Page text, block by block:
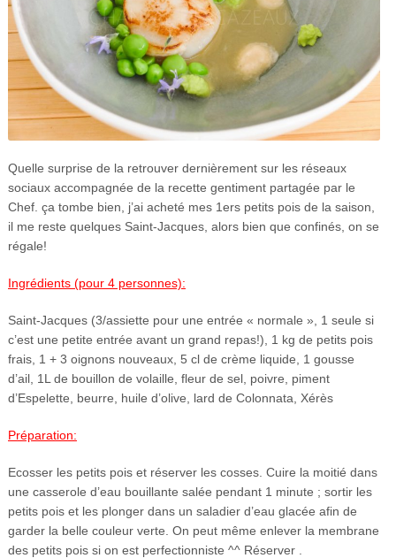
Quelle surprise de la retrouver dernièrement sur les réseaux
sociaux accompagnée de la recette gentiment partagée par le
Chef. ça tombe bien, j’ai acheté mes 1ers petits pois de la saison,
il me reste quelques Saint-Jacques, alors bien que confinés, on se
régale!
Ingrédients (pour 4 personnes):
Saint-Jacques (3/assiette pour une entrée « normale », 1 seule si
c’est une petite entrée avant un grand repas!), 1 kg de petits pois
frais, 1 + 3 oignons nouveaux, 5 cl de crème liquide, 1 gousse
d’ail, 1L de bouillon de volaille, fleur de sel, poivre, piment
d’Espelette, beurre, huile d’olive, lard de Colonnata, Xérès
Préparation:
Ecosser les petits pois et réserver les cosses. Cuire la moitié dans
une casserole d’eau bouillante salée pendant 1 minute ; sortir les
petits pois et les plonger dans un saladier d’eau glacée afin de
garder la belle couleur verte. On peut même enlever la membrane
des petits pois si on est perfectionniste ^^ Réserver .